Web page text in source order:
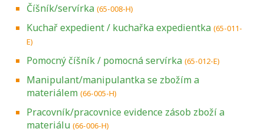
Číšník/servírka (65-008-H)
Kuchař expedient / kuchařka expedientka (65-011-
E)
Pomocný číšník / pomocná servírka (65-012-E)
Manipulant/manipulantka se zbožím a
materiálem (66-005-H)
Pracovník/pracovnice evidence zásob zboží a
materiálu (66-006-H)